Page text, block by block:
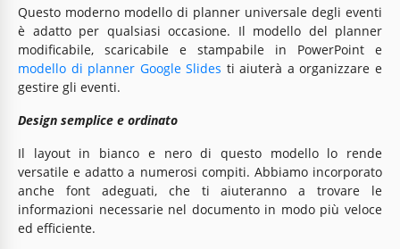
Questo moderno modello di planner universale degli eventi
è adatto per qualsiasi occasione. Il modello del planner
modificabile, scaricabile e stampabile in PowerPoint e
modello di planner Google Slides ti aiuterà a organizzare e
gestire gli eventi.
Design semplice e ordinato
Il layout in bianco e nero di questo modello lo rende
versatile e adatto a numerosi compiti. Abbiamo incorporato
anche font adeguati, che ti aiuteranno a trovare le
informazioni necessarie nel documento in modo più veloce
ed efficiente.